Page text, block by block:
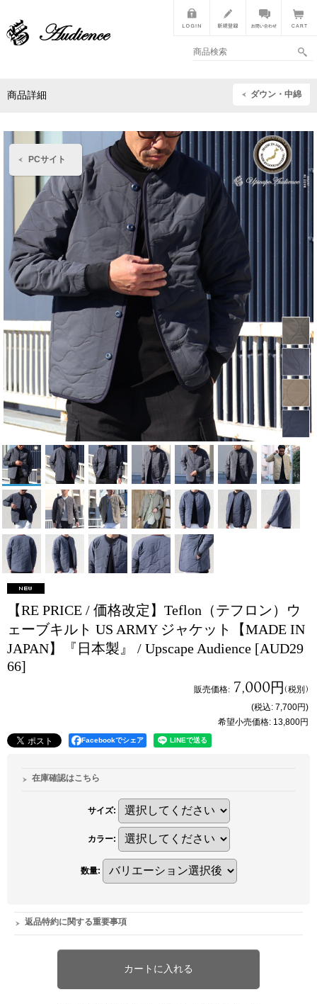
PCサイト
商品詳細 ダウン・中綿
【RE PRICE / 価格改定】Teflon（テフロン）ウ
ェーブキルト US ARMY ジャケット【MADE IN
JAPAN】『日本製』 / Upscape Audience [AUD29
66]
販売価格: 7,000円(税別)
(税込: 7,700円)
希望小売価格: 13,800円
Facebookでシェア
在庫確認はこちら
サイズ:
カラー:
数量:
返品特約に関する重要事項